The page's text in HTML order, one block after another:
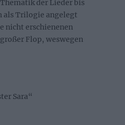
der Lieder bis
als Trilogie angelegt
nicht erschienenen
Flop, weswegen
Sara“